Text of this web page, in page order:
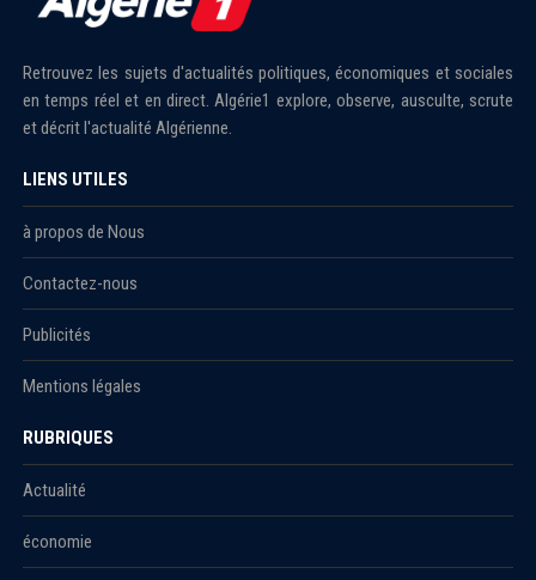
Retrouvez les sujets d'actualités politiques, économiques et sociales
en temps réel et en direct. Algérie1 explore, observe, ausculte, scrute
et décrit l'actualité Algérienne.
LIENS UTILES
à propos de Nous
Contactez-nous
Publicités
Mentions légales
RUBRIQUES
Actualité
économie